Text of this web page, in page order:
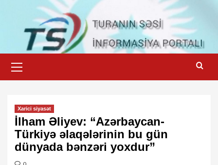
content
Menu
Xarici siyasət
İlham Əliyev: “Azərbaycan-
Türkiyə əlaqələrinin bu gün
dünyada bənzəri yoxdur”